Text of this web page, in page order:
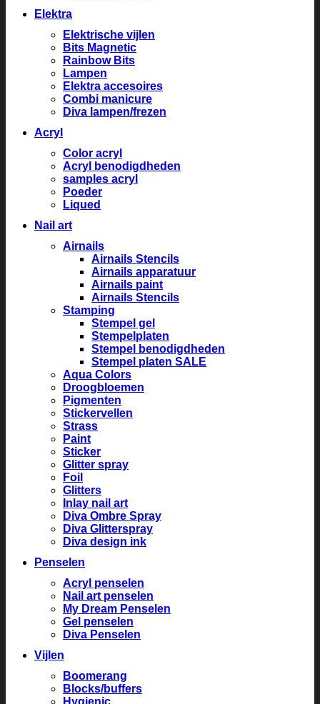
Elektra
Elektrische vijlen
Bits Magnetic
Rainbow Bits
Lampen
Elektra accesoires
Combi manicure
Diva lampen/frezen
Acryl
Color acryl
Acryl benodigdheden
samples acryl
Poeder
Liqued
Nail art
Airnails
Airnails Stencils
Airnails apparatuur
Airnails paint
Airnails Stencils
Stamping
Stempel gel
Stempelplaten
Stempel benodigdheden
Stempel platen SALE
Aqua Colors
Droogbloemen
Pigmenten
Stickervellen
Strass
Paint
Sticker
Glitter spray
Foil
Glitters
Inlay nail art
Diva Ombre Spray
Diva Glitterspray
Diva design ink
Penselen
Acryl penselen
Nail art penselen
My Dream Penselen
Gel penselen
Diva Penselen
Vijlen
Boomerang
Blocks/buffers
Hygienic